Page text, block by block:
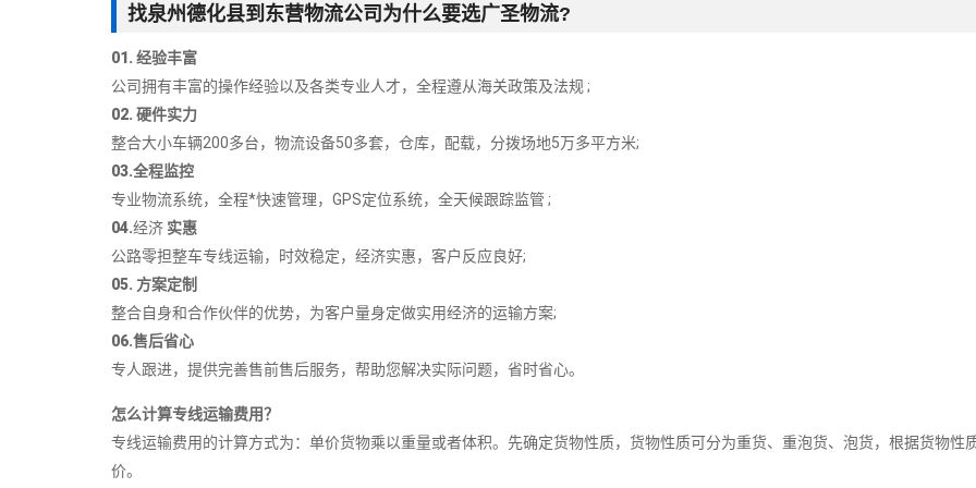
找泉州德化县到东营物流公司为什么要选广圣物流?
01. 经验丰富
公司拥有丰富的操作经验以及各类专业人才，全程遵从海关政策及法规 ;
02. 硬件实力
整合大小车辆200多台，物流设备50多套，仓库，配载，分拨场地5万多平方米;
03.全程监控
专业物流系统，全程*快速管理，GPS定位系统，全天候跟踪监管 ;
04.经济 实惠
公路零担整车专线运输，时效稳定，经济实惠，客户反应良好;
05. 方案定制
整合自身和合作伙伴的优势，为客户量身定做实用经济的运输方案;
06.售后省心
专人跟进，提供完善售前售后服务，帮助您解决实际问题，省时省心。
怎么计算专线运输费用？
专线运输费用的计算方式为：单价货物乘以重量或者体积。先确定货物性质，货物性质可分为重货、重泡货、泡货，根据货物性
价。